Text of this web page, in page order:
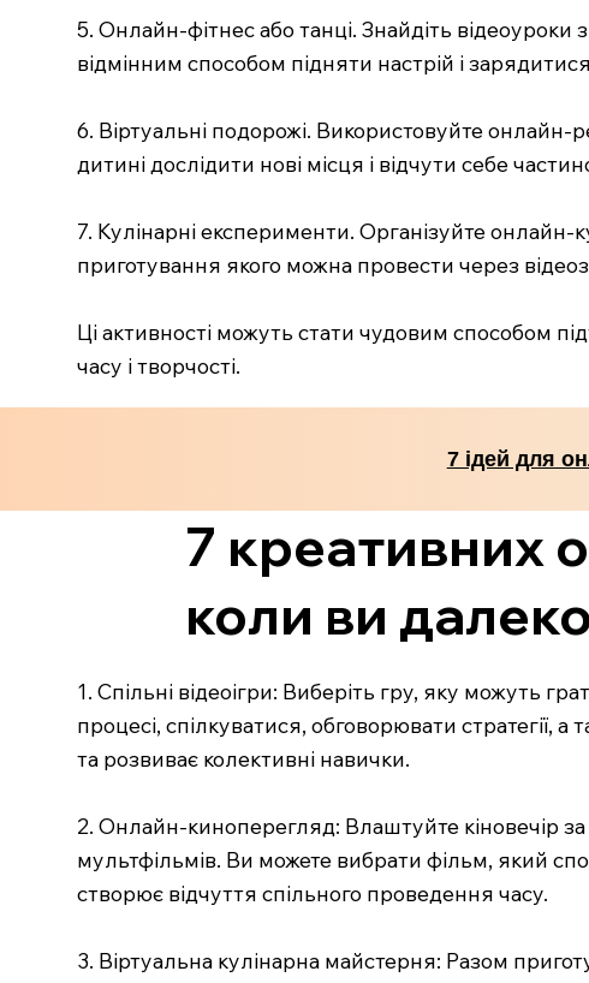
5. Онлайн-фітнес або танці. Знайдіть відеоуроки
відмінним способом підняти настрій і
6. Віртуальні подорожі. Використовуйте онлайн-
дитині дослідити нові місця і відчути себе
7. Кулінарні експерименти. Організуйте
приготування якого можна провести через
Ці активності можуть стати чудовим способом
часу і творчості.
7 ідей для
7 креативних
коли ви далеко
1. Спільні відеоігри: Виберіть гру, яку можуть
процесі, спілкуватися, обговорювати стратегії,
та розвиває колективні навички.
2. Онлайн-киноперегляд: Влаштуйте кіновечір за
мультфільмів. Ви можете вибрати фільм, який
створює відчуття спільного проведення часу.
3. Віртуальна кулінарна майстерня: Разом